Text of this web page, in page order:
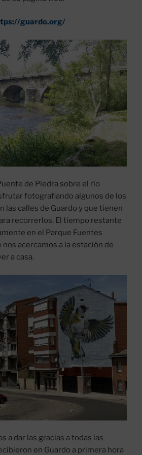
guardo.org/
de Piedra sobre el río
fotografiando algunos de los
las calles de Guardo y que tienen
recorrerlos. El tiempo restante
en el Parque Fuentes
acercamos a la estación de
a casa.
a dar las gracias a todas las
en Guardo a primera hora